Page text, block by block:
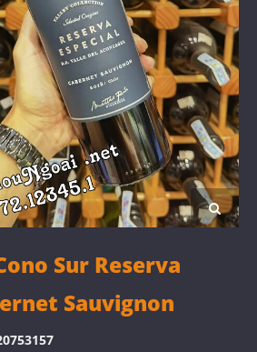
Sur Reserva
Sauvignon